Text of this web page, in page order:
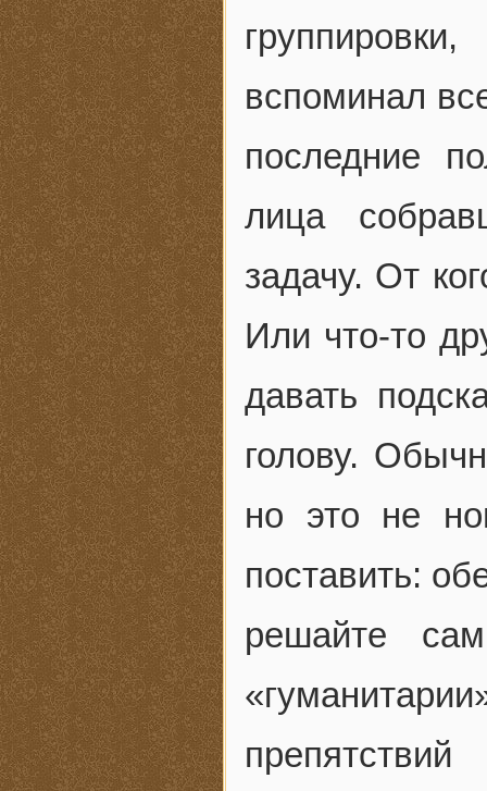
вспоминал
последние
лица
задачу. От
Или что-то
давать
голову.
но это не
поставить:
решайте